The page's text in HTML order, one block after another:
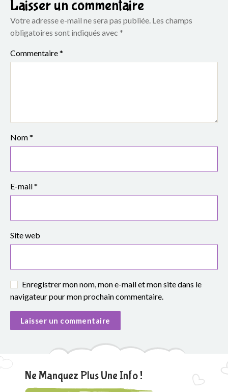
e
S
i
m
e
V
e
i
l
Laisser un commentaire
Votre adresse e-mail ne sera pas publiée. Les champs
obligatoires sont indiqués avec *
Commentaire*
Nom*
E-mail*
Site web
Enregistrer mon nom, mon e-mail et mon site dans le
navigateur pour mon prochain commentaire.
Ne Manquez Plus Une Info !